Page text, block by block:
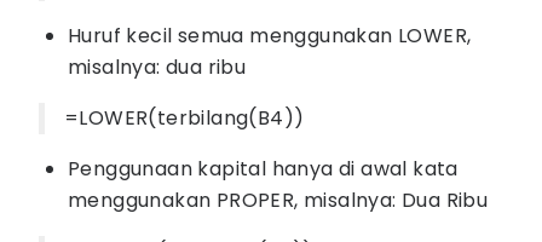
Huruf kecil semua menggunakan LOWER,
misalnya: dua ribu
=LOWER(terbilang(B4))
Penggunaan kapital hanya di awal kata
menggunakan PROPER, misalnya: Dua Ribu